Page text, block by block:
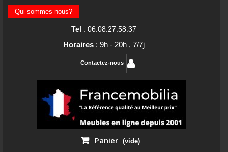
Qui sommes-nous?
Tel : 06.08.27.58.37
Horaires : 9h - 20h , 7/7j
Contactez-nous
Panier (vide)